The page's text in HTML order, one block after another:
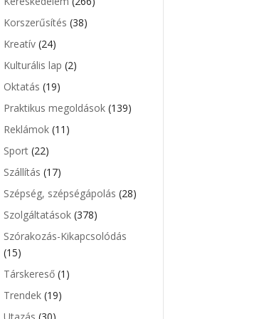
Korszerűsítés (38)
Kreatív (24)
Kulturális lap (2)
Oktatás (19)
Praktikus megoldások (139)
Reklámok (11)
Sport (22)
Szállítás (17)
Szépség, szépségápolás (28)
Szolgáltatások (378)
Szórakozás-Kikapcsolódás
(15)
Társkereső (1)
Trendek (19)